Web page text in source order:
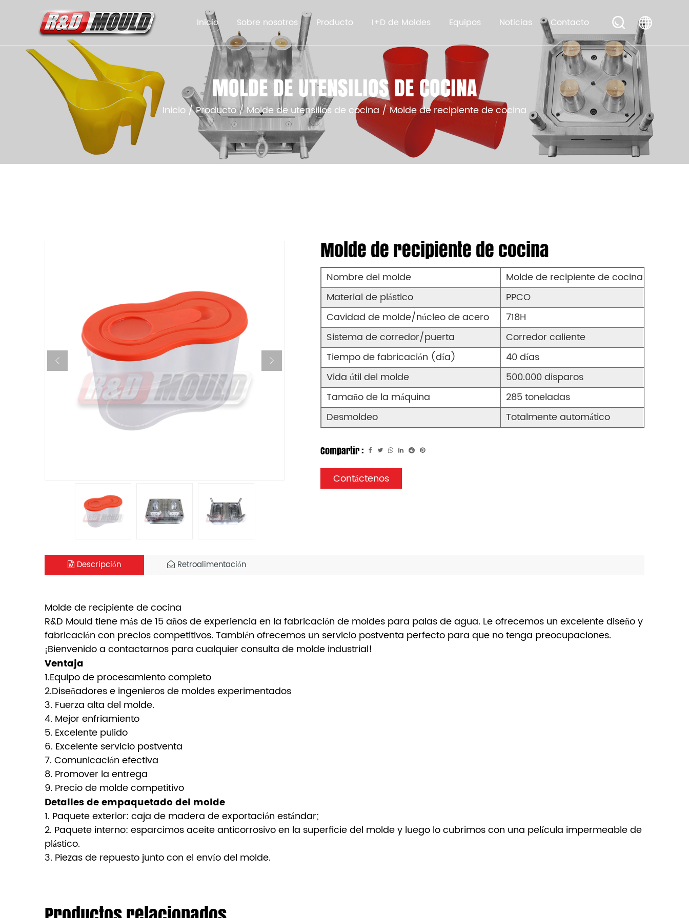
Inicio Sobre nosotros Producto I+D de Moldes Equipos Noticias Contacto
MOLDE DE UTENSILIOS DE COCINA
Inicio /Producto/Molde de utensilios de cocina/Molde de recipiente de cocina
Molde de recipiente de cocina
Nombre del molde
Molde de recipiente de cocina
Material de plástico
PPCO
Cavidad de molde/núcleo de acero
718H
Sistema de corredor/puerta
Corredor caliente
Tiempo de fabricación (día)
40 días
Vida útil del molde
500.000 disparos
Tamaño de la máquina
285 toneladas
Desmoldeo
Totalmente automático
Compartir :
Contáctenos
Descripción Retroalimentación
Molde de recipiente de cocina
R&D Mould tiene más de 15 años de experiencia en la fabricación de moldes para palas de agua. Le ofrecemos un excelente diseño y
fabricación con precios competitivos. También ofrecemos un servicio postventa perfecto para que no tenga preocupaciones.
¡Bienvenido a contactarnos para cualquier consulta de molde industrial!
Ventaja
1.Equipo de procesamiento completo
2.Diseñadores e ingenieros de moldes experimentados
3. Fuerza alta del molde.
4. Mejor enfriamiento
5. Excelente pulido
6. Excelente servicio postventa
7. Comunicación efectiva
8. Promover la entrega
9. Precio de molde competitivo
Detalles de empaquetado del molde
1. Paquete exterior: caja de madera de exportación estándar;
2. Paquete interno: esparcimos aceite anticorrosivo en la superficie del molde y luego lo cubrimos con una película impermeable de
plástico.
3. Piezas de repuesto junto con el envío del molde.